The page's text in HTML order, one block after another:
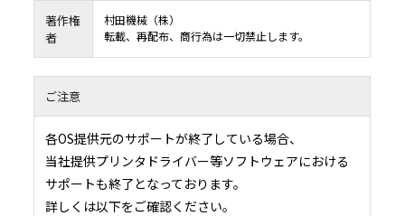
著作権
者
村田機械（株）
転載、再配布、商行為は一切禁止します。
ご注意
各OS提供元のサポートが終了している場合、
当社提供プリンタドライバー等ソフトウェアにおける
サポートも終了となっております。
詳しくは以下をご確認ください。